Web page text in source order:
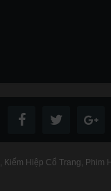
Kiếm Hiệp Cổ Trang Phim